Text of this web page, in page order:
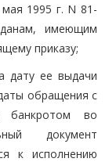
1995 г. N 81-
имеющим
приказу;
дату ее выдачи
обращения с
банкротом во
документ
к исполнению